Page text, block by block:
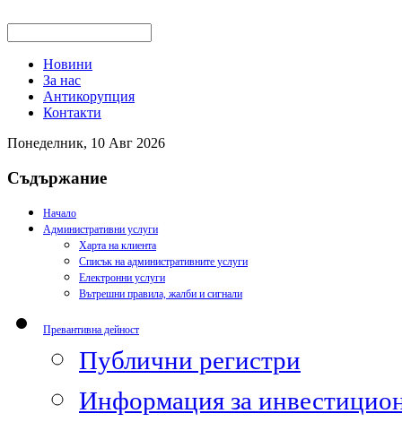
Новини
За нас
Антикорупция
Контакти
Понеделник, 10 Авг 2026
Съдържание
Начало
Административни услуги
Харта на клиента
Списък на административните услуги
Електронни услуги
Вътрешни правила, жалби и сигнали
Превантивна дейност
Публични регистри
Информация за